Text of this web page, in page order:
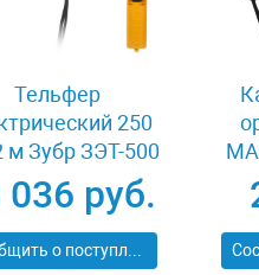
Тельфер
250
м Зубр ЗЭТ-500
036 руб.
Сообщить о поступлении